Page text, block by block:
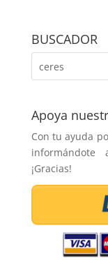
BUSCADOR
Apoya
Con tu ayuda
¡Gracias!